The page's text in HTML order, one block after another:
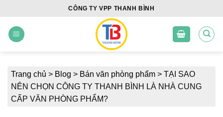
content
CÔNG TY VPP THANH BÌNH
Trang chủ > Blog > Bán văn phòng phẩm > TẠI SAO
NÊN CHỌN CÔNG TY THANH BÌNH LÀ NHÀ CUNG
CẤP VĂN PHÒNG PHẨM?